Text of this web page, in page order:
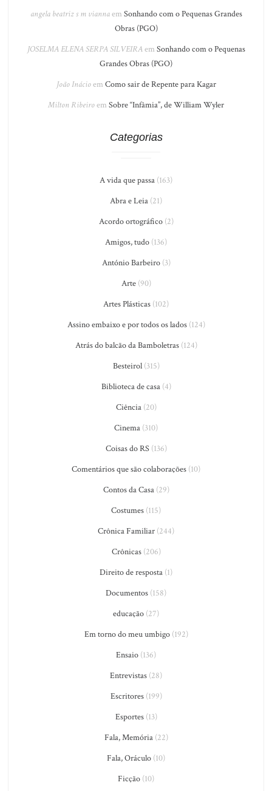
angela beatriz s m viannaem Sonhando com o Pequenas Grandes
Obras (PGO)
JOSELMA ELENA SERPA SILVEIRAem Sonhando com o Pequenas
Grandes Obras (PGO)
João Inácioem Como sair de Repente para Kagar
Milton Ribeiroem Sobre “Infâmia”, de William Wyler
Categorias
A vida que passa (163)
Abra e Leia (21)
Acordo ortográfico(2)
Amigos, tudo (136)
António Barbeiro(3)
Arte(90)
Artes Plásticas (102)
Assino embaixo e por todos os lados(124)
Atrás do balcão da Bamboletras(124)
Besteirol(315)
Biblioteca de casa(4)
Ciência(20)
Cinema (310)
Coisas do RS(136)
Comentários que são colaborações (10)
Contos da Casa(29)
Costumes (115)
Crônica Familiar (244)
Crônicas(206)
Direito de resposta (1)
Documentos (158)
educação (27)
Em torno do meu umbigo(192)
Ensaio (136)
Entrevistas (28)
Escritores(199)
Esportes(13)
Fala, Memória(22)
Fala, Oráculo (10)
Ficção (10)